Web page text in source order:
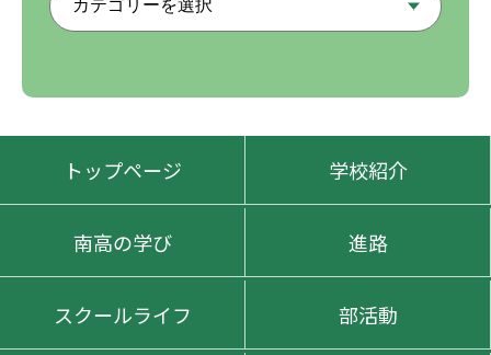
トップページ 学校紹介
南高の学び 進路
スクールライフ 部活動